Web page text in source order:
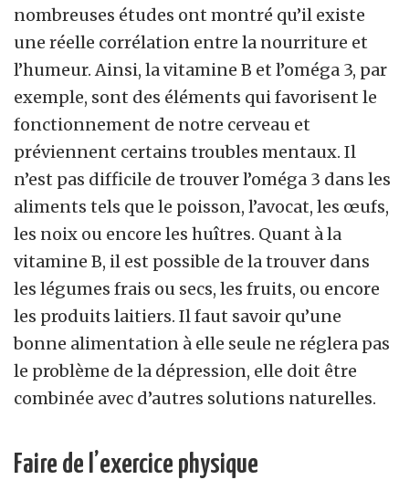
nombreuses études ont montré qu’il existe
une réelle corrélation entre la nourriture et
l’humeur. Ainsi, la vitamine B et l’oméga 3, par
exemple, sont des éléments qui favorisent le
fonctionnement de notre cerveau et
préviennent certains troubles mentaux. Il
n’est pas difficile de trouver l’oméga 3 dans les
aliments tels que le poisson, l’avocat, les œufs,
les noix ou encore les huîtres. Quant à la
vitamine B, il est possible de la trouver dans
les légumes frais ou secs, les fruits, ou encore
les produits laitiers. Il faut savoir qu’une
bonne alimentation à elle seule ne réglera pas
le problème de la dépression, elle doit être
combinée avec d’autres solutions naturelles.
Faire de l’exercice physique